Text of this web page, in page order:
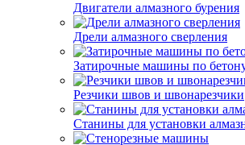
Двигатели алмазного бурения
Дрели алмазного сверления
Затирочные машины по
Резчики швов и швонарезчики
Станины для установки